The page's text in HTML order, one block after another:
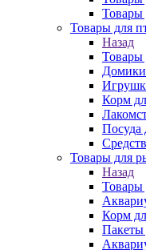
Товары
Товары для
Назад
Товары
Корм
Посуда
Товары для
Назад
Товары
Корм
Пакеты